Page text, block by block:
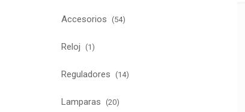
Accesorios (54)
Reloj (1)
Reguladores (14)
Lamparas (20)